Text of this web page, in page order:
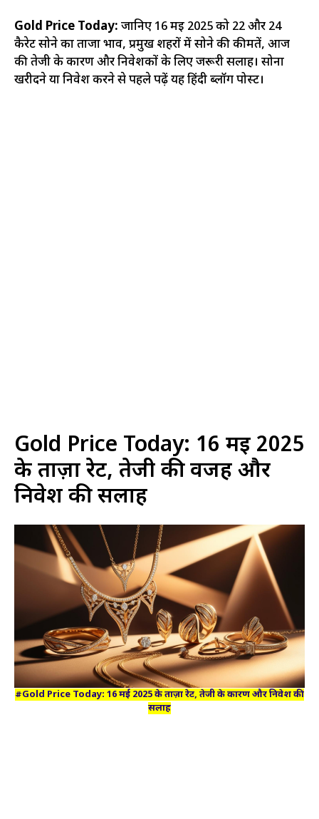
Gold Price Today: जानिए 16 मई 2025 को 22 और 24
कैरेट सोने का ताजा भाव, प्रमुख शहरों में सोने की कीमतें, आज
की तेजी के कारण और निवेशकों के लिए जरूरी सलाह। सोना
खरीदने या निवेश करने से पहले पढ़ें यह हिंदी ब्लॉग पोस्ट।
Gold Price Today: 16 मई 2025
के ताज़ा रेट, तेजी की वजह और
निवेश की सलाह
#Gold Price Today: 16 मई 2025 के ताज़ा रेट, तेजी के कारण और निवेश की
सलाह